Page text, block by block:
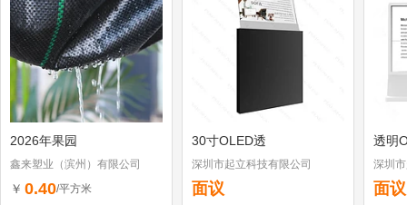
2026年果园
鑫来塑业（滨州）有限公司
￥ 0.40/平方米
30寸OLED透
深圳市起立科技有限公司
面议
透明
深圳
面议